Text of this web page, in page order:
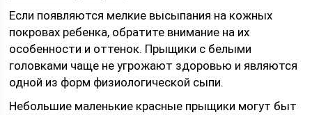
Если появляются мелкие высыпания на кожных
покровах ребенка, обратите внимание на их
особенности и оттенок. Прыщики с белыми
головками чаще не угрожают здоровью и являются
одной из форм физиологической сыпи.
Небольшие маленькие красные прыщики могут быт